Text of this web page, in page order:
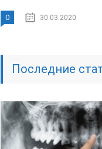
0 30.03.2020
Последние